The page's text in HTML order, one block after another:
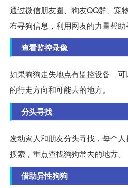
通过微信朋友圈、狗友QQ群、宠
布寻狗信息，利用网友的力量帮助
查看监控录像
如果狗狗走失地点有监控设备，
的行走方向和可能去的地方。
分头寻找
发动家人和朋友分头寻找，每个
搜索，重点查找狗狗常去的地方。
借助异性狗狗